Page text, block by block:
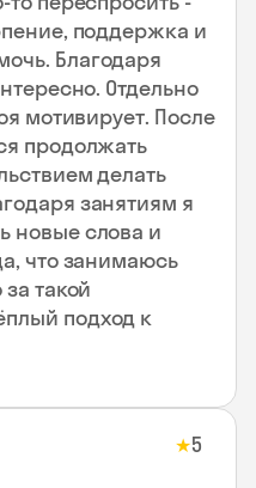
поддержка и
Благодаря
Отдельно
мотивирует. После
продолжать
делать
занятиям я
новые слова и
что занимаюсь
такой
подход к
★5